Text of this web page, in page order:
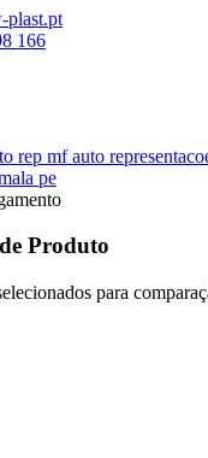
plast.pt
166
rep mf auto
pe
Produto
para